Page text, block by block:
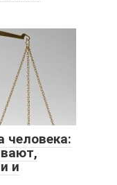
человека:
и